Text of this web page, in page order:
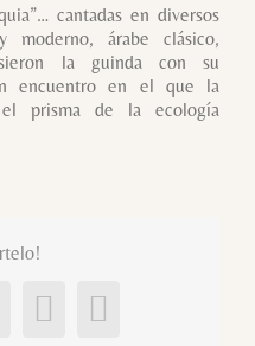
cantadas en diversos
moderno, árabe clásico,
la guinda con su
encuentro en el que la
prisma de la ecología
Pinterest
Correo